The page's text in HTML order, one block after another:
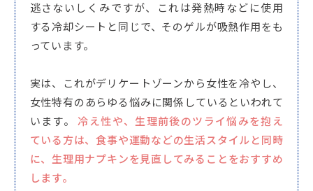
逃さないしくみですが、これは発熱時などに使用
する冷却シートと同じで、そのゲルが吸熱作用をも
っています。
実は、これがデリケートゾーンから女性を冷やし、
女性特有のあらゆる悩みに関係しているといわれて
います。 冷え性や、生理前後のツライ悩みを抱え
ている方は、食事や運動などの生活スタイルと同時
に、生理用ナプキンを見直してみることをおすすめ
します。